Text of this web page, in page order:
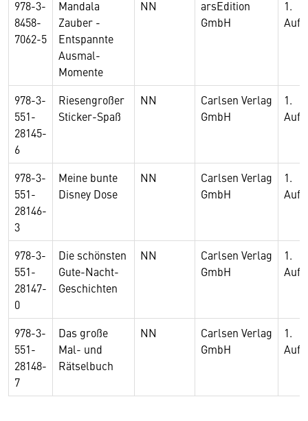
978-3-
8458-
7062-5
Mandala
Zauber -
Entspannte
Ausmal-
Momente
NN
arsEdition
GmbH
1.
978-3-
551-
28145-
6
Riesengroßer
Sticker-Spaß
NN
Carlsen Verlag
GmbH
1.
978-3-
551-
28146-
3
Meine bunte
Disney Dose
NN
Carlsen Verlag
GmbH
1.
978-3-
551-
28147-
0
Die schönsten
Gute-Nacht-
Geschichten
NN
Carlsen Verlag
GmbH
1.
978-3-
551-
28148-
7
Das große
Mal- und
Rätselbuch
NN
Carlsen Verlag
GmbH
1.